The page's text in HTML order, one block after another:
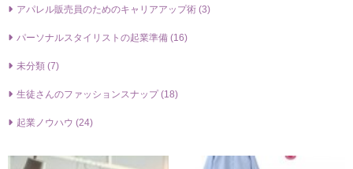
アパレル販売員のためのキャリアアップ術 (3)
パーソナルスタイリストの起業準備 (16)
未分類 (7)
生徒さんのファッションスナップ (18)
起業ノウハウ (24)